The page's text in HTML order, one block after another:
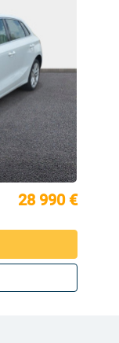
28 990 €